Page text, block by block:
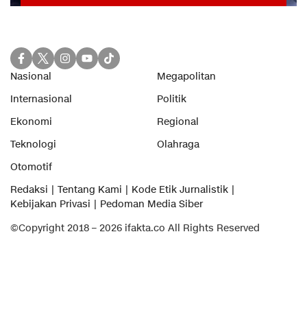
Nasional
Megapolitan
Internasional
Politik
Ekonomi
Regional
Teknologi
Olahraga
Otomotif
Redaksi
Tentang Kami
Kode Etik Jurnalistik
Kebijakan Privasi
Pedoman Media Siber
©Copyright 2018 – 2026 ifakta.co All Rights Reserved